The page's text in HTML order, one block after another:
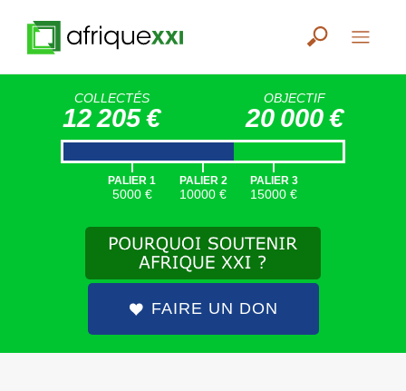
COLLECTÉS
12 205 €
OBJECTIF
20 000 €
|
PALIER 1
5000 €
|
PALIER 2
10000 €
|
PALIER 3
15000 €
FAIRE UN DON